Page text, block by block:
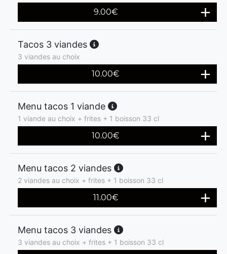
9.00€
Tacos 3 viandes
3 viandes au choix
10.00€
Menu tacos 1 viande
1 viande au choix + frites + 1 boisson 33 cl
10.00€
Menu tacos 2 viandes
2 viandes au choix + frites + 1 boisson 33 cl
11.00€
Menu tacos 3 viandes
3 viandes au choix + frites + 1 boisson 33 cl